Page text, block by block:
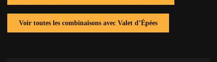
Voir toutes les combinaisons avec Valet d’Épées